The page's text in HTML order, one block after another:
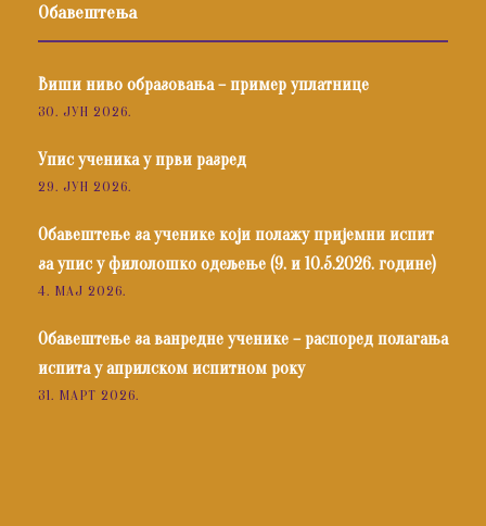
Обавештења
Виши ниво образовања – пример уплатнице
30. ЈУН 2026.
Упис ученика у први разред
29. ЈУН 2026.
Обавештење за ученике који полажу пријемни испит
за упис у филолошко одељење (9. и 10.5.2026. године)
4. МАЈ 2026.
Обавештење за ванредне ученике – распоред полагања
испита у априлском испитном року
31. МАРТ 2026.